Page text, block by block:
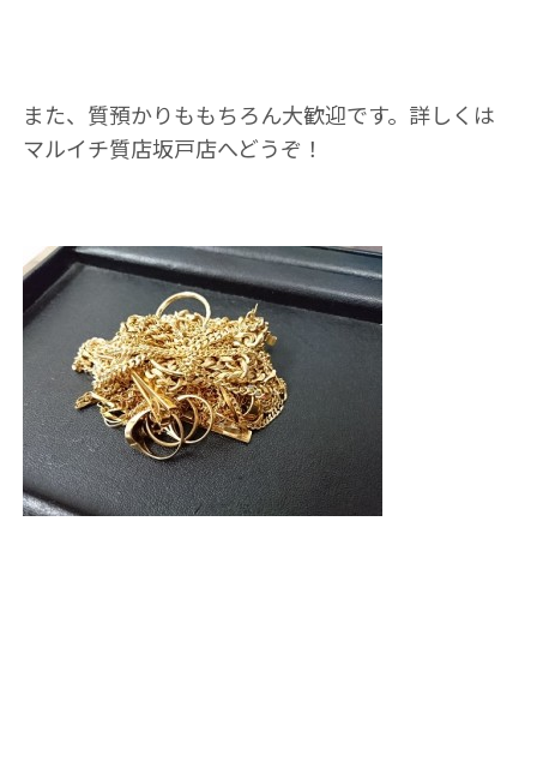
また、質預かりももちろん大歓迎です。詳しくは
マルイチ質店坂戸店へどうぞ！